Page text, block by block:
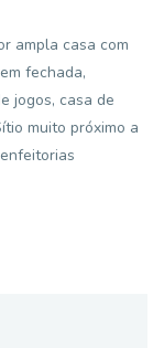
ampla casa com
fechada,
jogos, casa de
muito próximo a